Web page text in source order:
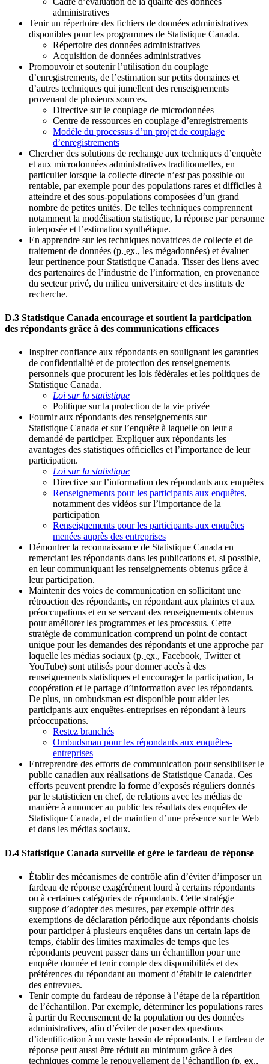
administratives
Tenir un répertoire des fichiers de données administratives
disponibles pour les programmes de Statistique Canada.
Répertoire des données administratives
Acquisition de données administratives
Promouvoir et soutenir l’utilisation du couplage
d’enregistrements, de l’estimation sur petits domaines et
d’autres techniques qui jumellent des renseignements
provenant de plusieurs sources.
Directive sur le couplage de microdonnées
Centre de ressources en couplage d’enregistrements
Modèle du processus d’un projet de couplage
d’enregistrements
Chercher des solutions de rechange aux techniques d’enquête
et aux microdonnées administratives traditionnelles, en
particulier lorsque la collecte directe n’est pas possible ou
rentable, par exemple pour des populations rares et difficiles à
atteindre et des sous‑populations composées d’un grand
nombre de petites unités. De telles techniques comprennent
notamment la modélisation statistique, la réponse par personne
interposée et l’estimation synthétique.
En apprendre sur les techniques novatrices de collecte et de
traitement de données (p. ex., les mégadonnées) et évaluer
leur pertinence pour Statistique Canada. Tisser des liens avec
des partenaires de l’industrie de l’information, en provenance
du secteur privé, du milieu universitaire et des instituts de
recherche.
D.3 Statistique Canada encourage et soutient la participation
des répondants grâce à des communications efficaces
Inspirer confiance aux répondants en soulignant les garanties
de confidentialité et de protection des renseignements
personnels que procurent les lois fédérales et les politiques de
Statistique Canada.
Loi sur la statistique
Politique sur la protection de la vie privée
Fournir aux répondants des renseignements sur
Statistique Canada et sur l’enquête à laquelle on leur a
demandé de participer. Expliquer aux répondants les
avantages des statistiques officielles et l’importance de leur
participation.
Loi sur la statistique
Directive sur l’information des répondants aux enquêtes
Renseignements pour les participants aux enquêtes,
notamment des vidéos sur l’importance de la
participation
Renseignements pour les participants aux enquêtes
menées auprès des entreprises
Démontrer la reconnaissance de Statistique Canada en
remerciant les répondants dans les publications et, si possible,
en leur communiquant les renseignements obtenus grâce à
leur participation.
Maintenir des voies de communication en sollicitant une
rétroaction des répondants, en répondant aux plaintes et aux
préoccupations et en se servant des renseignements obtenus
pour améliorer les programmes et les processus. Cette
stratégie de communication comprend un point de contact
unique pour les demandes des répondants et une approche par
laquelle les médias sociaux (p. ex., Facebook, Twitter et
YouTube) sont utilisés pour donner accès à des
renseignements statistiques et encourager la participation, la
coopération et le partage d’information avec les répondants.
De plus, un ombudsman est disponible pour aider les
participants aux enquêtes-entreprises en répondant à leurs
préoccupations.
Restez branchés
Ombudsman pour les répondants aux enquêtes-
entreprises
Entreprendre des efforts de communication pour sensibiliser le
public canadien aux réalisations de Statistique Canada. Ces
efforts peuvent prendre la forme d’exposés réguliers donnés
par le statisticien en chef, de relations avec les médias de
manière à annoncer au public les résultats des enquêtes de
Statistique Canada, et de maintien d’une présence sur le Web
et dans les médias sociaux.
D.4 Statistique Canada surveille et gère le fardeau de réponse
Établir des mécanismes de contrôle afin d’éviter d’imposer un
fardeau de réponse exagérément lourd à certains répondants
ou à certaines catégories de répondants. Cette stratégie
suppose d’adopter des mesures, par exemple offrir des
exemptions de déclaration périodique aux répondants choisis
pour participer à plusieurs enquêtes dans un certain laps de
temps, établir des limites maximales de temps que les
répondants peuvent passer dans un échantillon pour une
enquête donnée et tenir compte des disponibilités et des
préférences du répondant au moment d’établir le calendrier
des entrevues.
Tenir compte du fardeau de réponse à l’étape de la répartition
de l’échantillon. Par exemple, déterminer les populations rares
à partir du Recensement de la population ou des données
administratives, afin d’éviter de poser des questions
d’identification à un vaste bassin de répondants. Le fardeau de
réponse peut aussi être réduit au minimum grâce à des
techniques comme le renouvellement de l’échantillon (p. ex.,